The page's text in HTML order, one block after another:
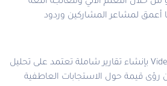
من خلال التعلم الآلي ومعالجة اللغة
أعمق لمشاعر المشاركين وردود
يقوم VideoAI بإنشاء تقارير شاملة تعتمد على تحليل
رؤى قيمة حول الاستجابات العاطفية